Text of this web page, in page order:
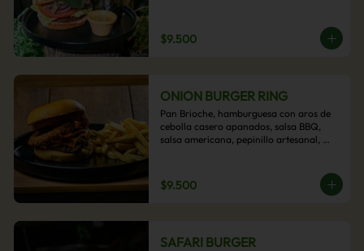
$9.500
ONION BURGER RING
Pan Brioche, hamburguesa con aros de
cebolla casero apanados, salsa BBQ,
salsa americana, pepinillo artesanal,
papas fritas.
$9.500
SAFARI BURGER